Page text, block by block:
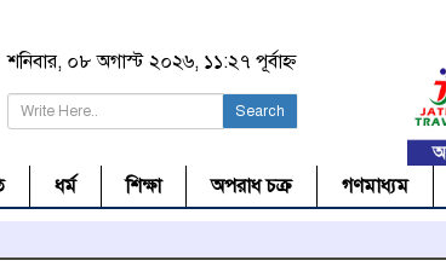
শনিবার, ০৮ অগাস্ট ২০২৬, ১১:২৭ পূর্বাহ্ন
Search
ধর্ম শিক্ষা অপরাধ চক্র গণমাধ্যম